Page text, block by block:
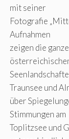
mit seiner
Fotografie
Aufnahmen
zeigen die
Traunsee und
über
Stimmungen am
Toplitzsee und